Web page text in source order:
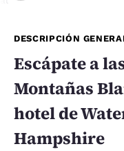
DESCRIPCIÓN
Escápate a
Montañas
hotel de
Hampshire